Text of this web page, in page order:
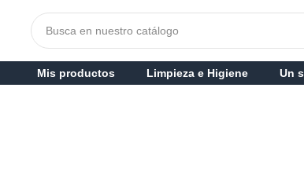
Mis productos Limpieza e Higiene Un